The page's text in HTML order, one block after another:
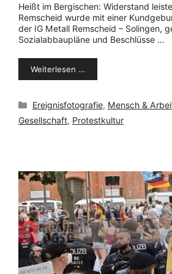
Heißt im Bergischen: Widerstand
Remscheid wurde mit einer
der IG Metall Remscheid – Solingen,
Sozialabbaupläne und Beschlüsse …
Weiterlesen …
Kategorien
Ereignisfotografie, Mensch &
Gesellschaft, Protestkultur